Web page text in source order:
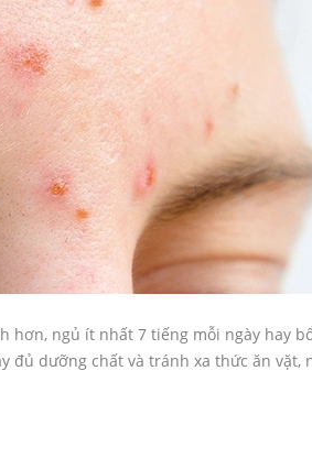
ngủ ít nhất 7 tiếng mỗi ngày hay
dưỡng chất và tránh xa thức ăn vặt,